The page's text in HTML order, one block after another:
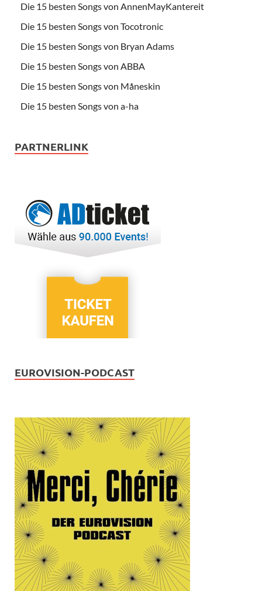
Die 15 besten Songs von AnnenMayKantereit
Die 15 besten Songs von Tocotronic
Die 15 besten Songs von Bryan Adams
Die 15 besten Songs von ABBA
Die 15 besten Songs von Måneskin
Die 15 besten Songs von a-ha
PARTNERLINK
EUROVISION-PODCAST